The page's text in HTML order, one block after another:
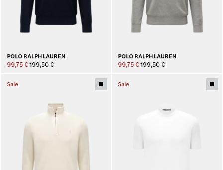
POLO RALPH LAUREN
99,75 € 199,50 €
POLO RALPH LAUREN
99,75 € 199,50 €
Sale Sale